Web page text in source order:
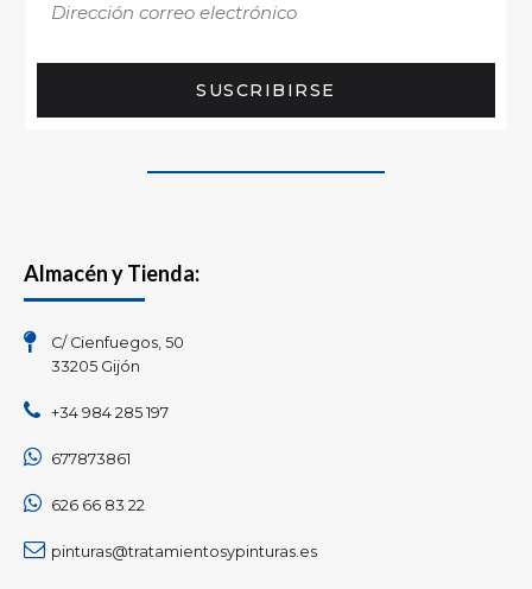
SUSCRIBIRSE
Almacén y Tienda:
C/ Cienfuegos, 50
33205 Gijón
+34 984 285 197
677873861
626 66 83 22
pinturas@tratamientosypinturas.es